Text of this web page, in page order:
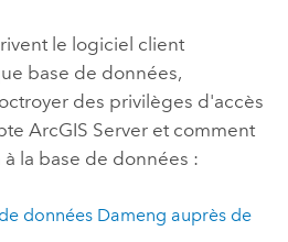
le logiciel client
base de données,
des privilèges d'accès
ArcGIS Serveret comment
la base de données :
données Dameng auprès de